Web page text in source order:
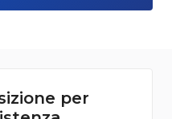
per